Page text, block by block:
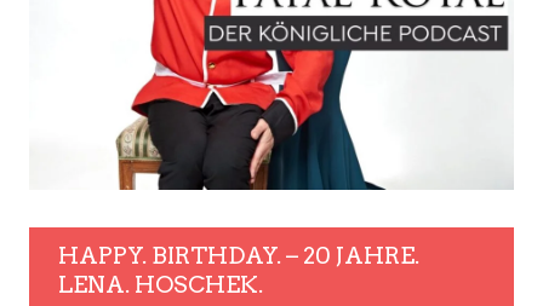
HAPPY. BIRTHDAY. – 20 JAHRE.
LENA. HOSCHEK.